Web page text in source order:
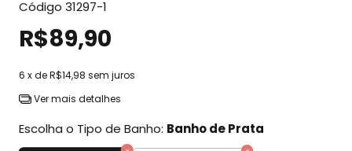
Código 31297-1
R$89,90
6 x deR$14,98 sem juros
Ver mais detalhes
Escolha o Tipo de Banho: Banho de Prata